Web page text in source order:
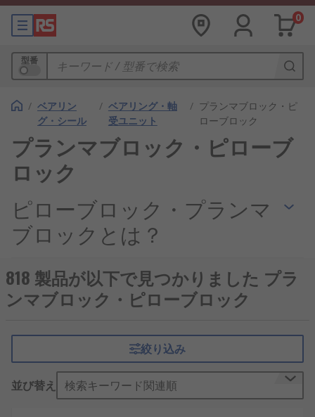
0
型番
/ ベアリン
グ・シール
/ ベアリング・軸
受ユニット
/ プランマブロック・ピ
ローブロック
プランマブロック・ピローブ
ロック
ピローブロック・プランマ
ブロックとは？
ピローブロック・プランマブロックは、回転軸を安
定して支持するために使用される軸受台の一種で
す。内部にベアリングを組み込んだ構造を持ち、機
を担います。産業機械から搬送設備まで幅広く使用
されており、機械要素の中でも基礎的かつ重要な部
品として位置付けられています。
ピローブロック・プランマブロッ
818 製品が以下で見つかりました プラ
ンマブロック・ピローブロック
絞り込み
並び替え 検索キーワード関連順